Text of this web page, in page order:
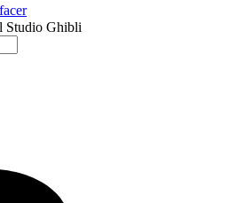
Studio Ghibli